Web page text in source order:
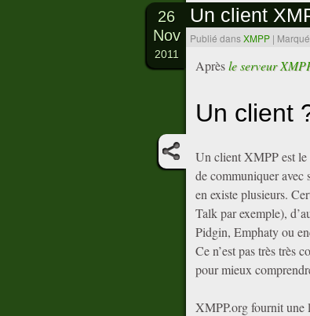
Un client
Publié dansXMPP |
26
Nov
2011
Aprèsle serveur
Un client
Un client XMPP est le
de communiquer avec
en existe plusieurs.
Talk par exemple),
Pidgin, Emphaty ou
Ce n’est pas très très
pour mieux
XMPP.org fournit une